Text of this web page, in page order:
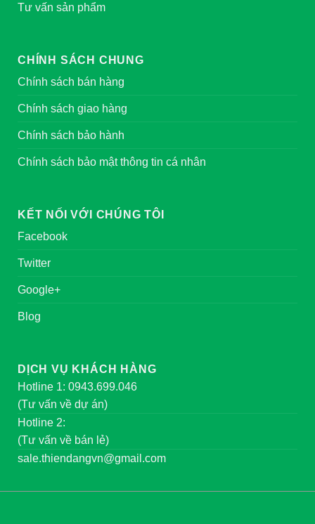
Tư vấn sản phẩm
CHÍNH SÁCH CHUNG
Chính sách bán hàng
Chính sách giao hàng
Chính sách bảo hành
Chính sách bảo mật thông tin cá nhân
KẾT NỐI VỚI CHÚNG TÔI
Facebook
Twitter
Google+
Blog
DỊCH VỤ KHÁCH HÀNG
Hotline 1: 0943.699.046
(Tư vấn về dự án)
Hotline 2:
(Tư vấn về bán lẻ)
sale.thiendangvn@gmail.com